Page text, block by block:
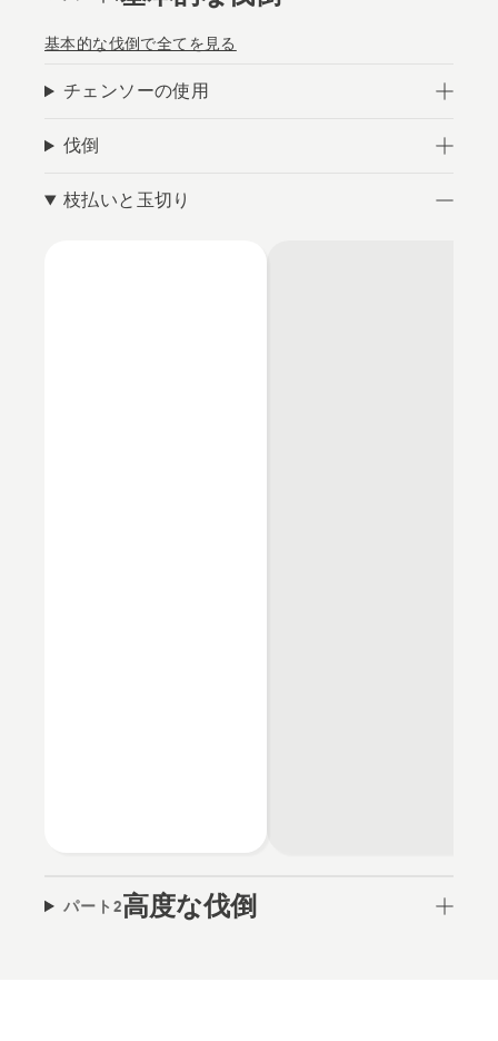
基本的な伐倒で全てを見る
チェンソーの使用
伐倒
枝払いと玉切り
パート2高度な伐倒